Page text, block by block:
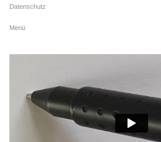
Datenschutz
Menü